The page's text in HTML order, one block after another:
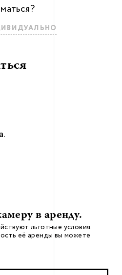
в аренду.
льготные условия.
её аренды вы можете